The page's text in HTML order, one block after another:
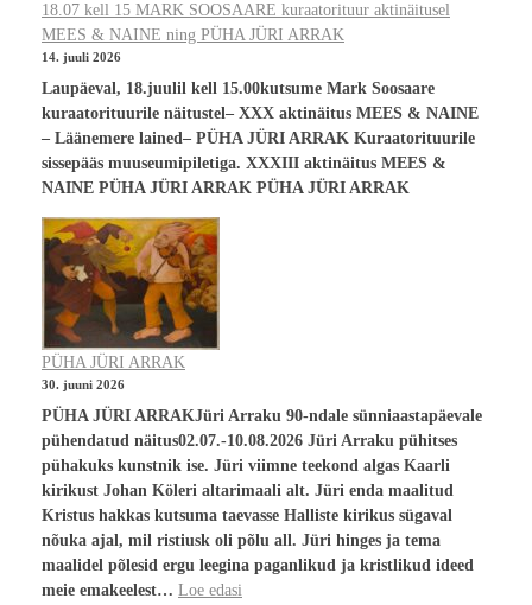
18.07 kell 15 MARK SOOSAARE kuraatorituur aktinäitusel
MEES & NAINE ning PÜHA JÜRI ARRAK
14. juuli 2026
Laupäeval, 18.juulil kell 15.00kutsume Mark Soosaare
kuraatorituurile näitustel– XXX aktinäitus MEES & NAINE
– Läänemere lained– PÜHA JÜRI ARRAK Kuraatorituurile
sissepääs muuseumipiletiga. XXXIII aktinäitus MEES &
NAINE PÜHA JÜRI ARRAK PÜHA JÜRI ARRAK
PÜHA JÜRI ARRAK
30. juuni 2026
PÜHA JÜRI ARRAKJüri Arraku 90-ndale sünniaastapäevale
pühendatud näitus02.07.-10.08.2026 Jüri Arraku pühitses
pühakuks kunstnik ise. Jüri viimne teekond algas Kaarli
kirikust Johan Köleri altarimaali alt. Jüri enda maalitud
Kristus hakkas kutsuma taevasse Halliste kirikus sügaval
nõuka ajal, mil ristiusk oli põlu all. Jüri hinges ja tema
maalidel põlesid ergu leegina paganlikud ja kristlikud ideed
meie emakeelest… Loe edasi